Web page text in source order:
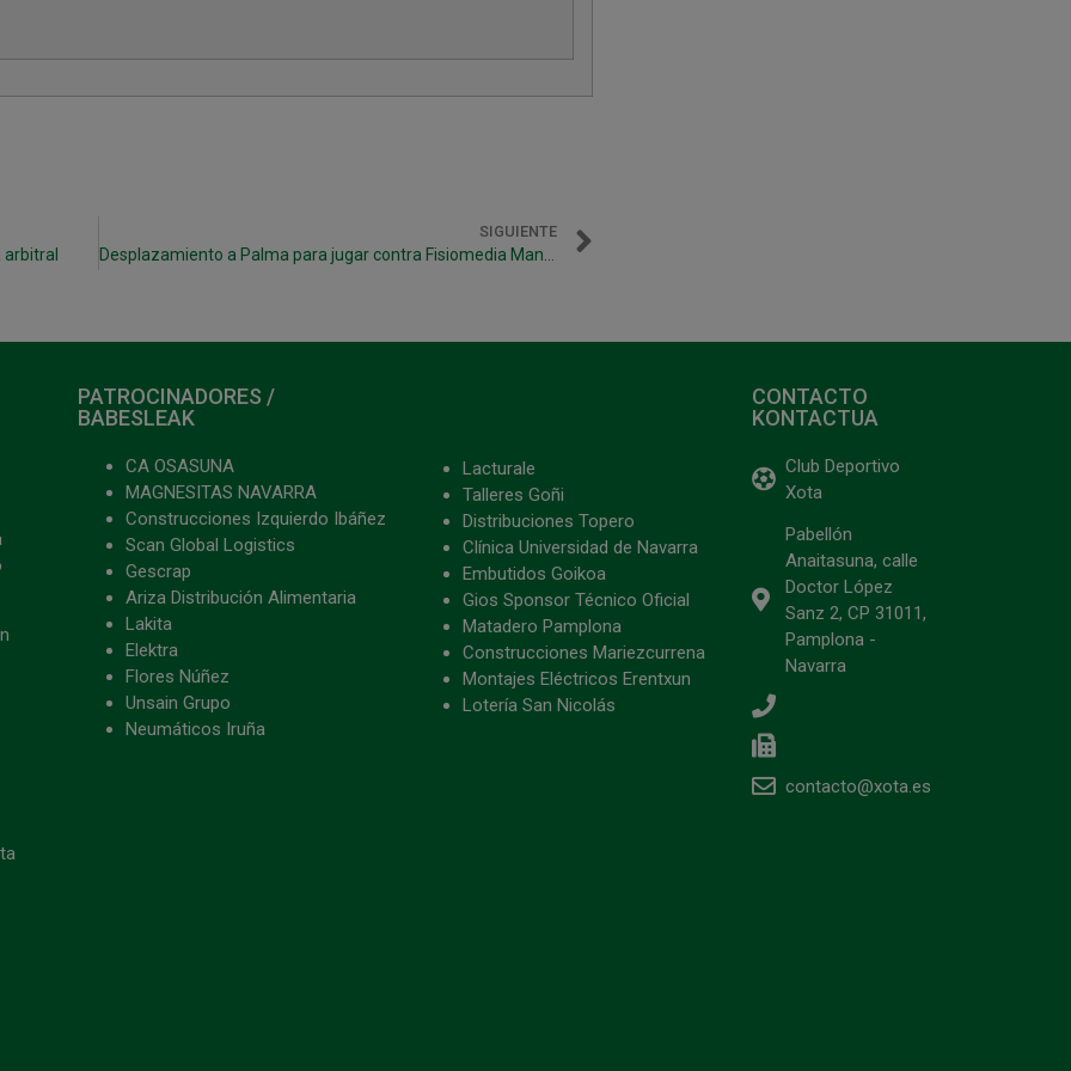
SIGUIENTE
PATROCINADORES /
BABESLEAK
CA OSASUNA
MAGNESITAS NAVARRA
Construcciones Izquierdo Ibáñez
Scan Global Logistics
Gescrap
Ariza Distribución Alimentaria
Lakita
Elektra
Flores Núñez
Unsain Grupo
Neumáticos Iruña
Lacturale
Talleres Goñi
Distribuciones Topero
Clínica Universidad de Navarra
Embutidos Goikoa
Gios Sponsor Técnico Oficial
Matadero Pamplona
Construcciones Mariezcurrena
Montajes Eléctricos Erentxun
Lotería San Nicolás
CONTACTO
KONTACTUA
Club Deportivo
Xota
Pabellón
Anaitasuna, calle
Doctor López
Sanz 2, CP 31011,
Pamplona -
Navarra
contacto@xota.es